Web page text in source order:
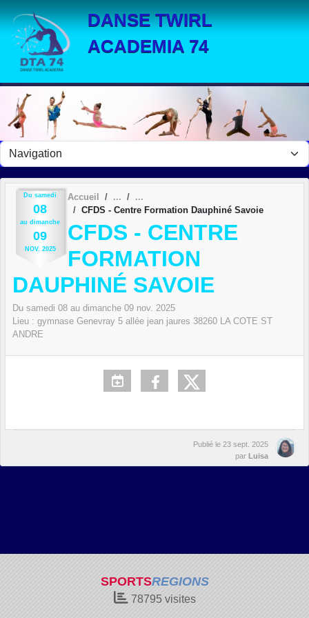
DANSE TWIRL
ACADEMIA 74
Du samedi
08
au dimanche
09
NOV. 2025
Accueil
CFDS - Centre Formation Dauphiné Savoie
CFDS - CENTRE
FORMATION
DAUPHINÉ SAVOIE
Du samedi 08 au dimanche 09 nov. 2025
Lieu : gymnase Genevray 5 allée jean jaures 38260 LA COTE ST
ANDRE
Publié le 23 sept. 2025
par Luisa
SPORTSREGIONS
78795visites